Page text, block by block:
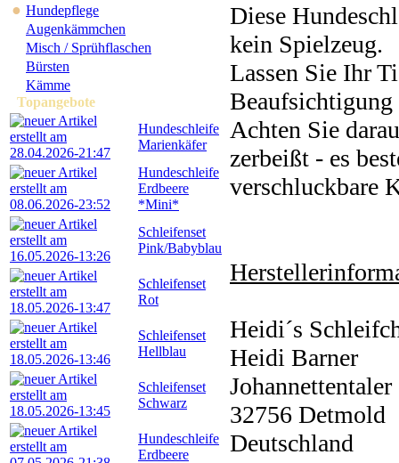
● Hundepflege
Augenkämmchen
Misch / Sprühflaschen
Bürsten
Kämme
Topangebote
Hundeschleife
Marienkäfer
Hundeschleife
Erdbeere
*Mini*
Schleifenset
Pink/Babyblau
Schleifenset
Rot
Schleifenset
Hellblau
Schleifenset
Schwarz
Hundeschleife
Erdbeere
Diese
kein Spielzeug.
Lassen Sie Ihr
Beaufsichtigung
Achten Sie
zerbeißt - es
verschluckbare
Heidi´s
Heidi Barner
Johannettentaler
32756 Detmold
Deutschland